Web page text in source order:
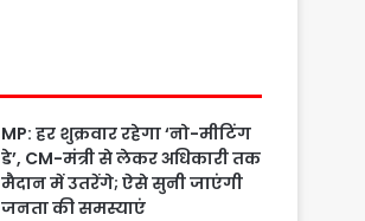
MP: हर शुक्रवार रहेगा ‘नो-मीटिंग
डे’, CM-मंत्री से लेकर अधिकारी तक
मैदान में उतरेंगे; ऐसे सुनी जाएंगी
जनता की समस्याएं